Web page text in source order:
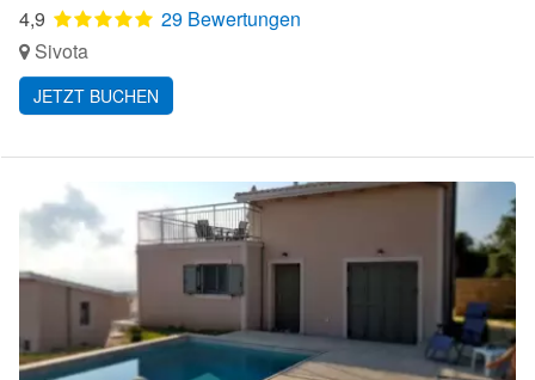
4,9
29 Bewertungen
Sivota
JETZT BUCHEN